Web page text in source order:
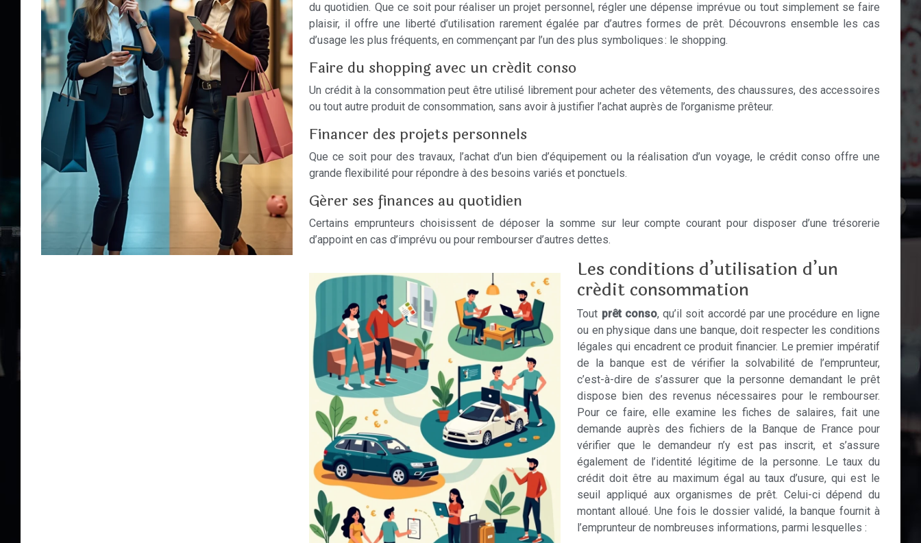
du quotidien. Que ce soit pour réaliser un projet personnel, régler une dépense imprévue ou tout simplement se faire
plaisir, il offre une liberté d’utilisation rarement égalée par d’autres formes de prêt. Découvrons ensemble les cas
d’usage les plus fréquents, en commençant par l’un des plus symboliques : le shopping.
Faire du shopping avec un crédit conso
Un crédit à la consommation peut être utilisé librement pour acheter des vêtements, des chaussures, des accessoires
ou tout autre produit de consommation, sans avoir à justifier l’achat auprès de l’organisme prêteur.
Financer des projets personnels
Que ce soit pour des travaux, l’achat d’un bien d’équipement ou la réalisation d’un voyage, le crédit conso offre une
grande flexibilité pour répondre à des besoins variés et ponctuels.
Gérer ses finances au quotidien
Certains emprunteurs choisissent de déposer la somme sur leur compte courant pour disposer d’une trésorerie
d’appoint en cas d’imprévu ou pour rembourser d’autres dettes.
Les conditions d’utilisation d’un
crédit consommation
Tout prêt conso, qu’il soit accordé par une procédure en ligne
ou en physique dans une banque, doit respecter les conditions
légales qui encadrent ce produit financier. Le premier impératif
de la banque est de vérifier la solvabilité de l’emprunteur,
c’est-à-dire de s’assurer que la personne demandant le prêt
dispose bien des revenus nécessaires pour le rembourser.
Pour ce faire, elle examine les fiches de salaires, fait une
demande auprès des fichiers de la Banque de France pour
vérifier que le demandeur n’y est pas inscrit, et s’assure
également de l’identité légitime de la personne. Le taux du
crédit doit être au maximum égal au taux d’usure, qui est le
seuil appliqué aux organismes de prêt. Celui-ci dépend du
montant alloué. Une fois le dossier validé, la banque fournit à
l’emprunteur de nombreuses informations, parmi lesquelles :